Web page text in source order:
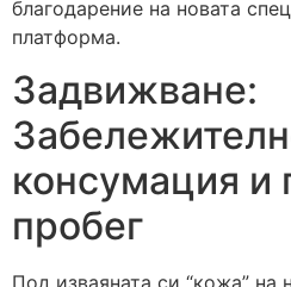
благодарение на новата
платформа.
Задвижване:
консумация и
пробег
Под изваяната си “кожа” на